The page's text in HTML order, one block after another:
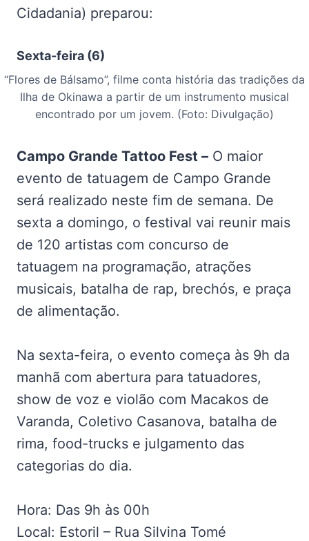
Cidadania) preparou:
Sexta-feira (6)
“Flores de Bálsamo”, filme conta história das tradições da
Ilha de Okinawa a partir de um instrumento musical
encontrado por um jovem. (Foto: Divulgação)
Campo Grande Tattoo Fest – O maior
evento de tatuagem de Campo Grande
será realizado neste fim de semana. De
sexta a domingo, o festival vai reunir mais
de 120 artistas com concurso de
tatuagem na programação, atrações
musicais, batalha de rap, brechós, e praça
de alimentação.
Na sexta-feira, o evento começa às 9h da
manhã com abertura para tatuadores,
show de voz e violão com Macakos de
Varanda, Coletivo Casanova, batalha de
rima, food-trucks e julgamento das
categorias do dia.
Hora: Das 9h às 00h
Local: Estoril – Rua Silvina Tomé